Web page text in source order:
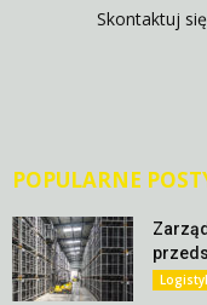
Skontaktuj
POPULARNE